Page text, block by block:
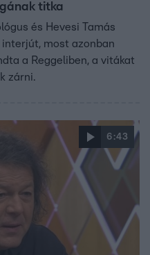
titka
és Hevesi Tamás
most azonban
a Reggeliben, a vitákat
zárni.
6:43